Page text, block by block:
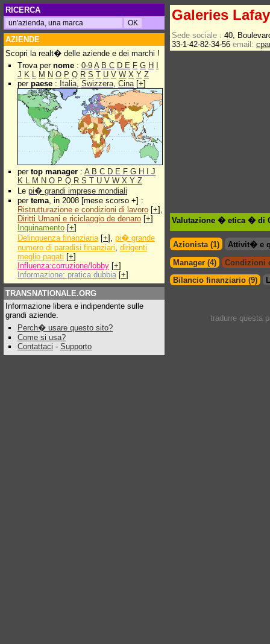
RICERCA
AZIENDE
Scopri la realt� delle aziende e dei marchi !
Trova per nome : 0-9 A B C D E F G H
J K L M N O P Q R S T U V W X Y Z
per paese : Italia, Swizzera, Cina[+]
per top manager : A B C D E F G H
J
K L M N O P Q R S T U V W X Y Z
Le pi� grandi imprese mondiali
per tema, in 2008 [mese scorso +] :
Ristrutturazione e condizioni di lavoro [+],
Diritti Umani e riciclaggio de denaro [+]
Inquinamento [+]
Delinquenza finanziaria[+], pi� grande
numero di paradisi finanziari, dirigenti
meglio pagati [+]
Influenza:corruzione/lobby [+]
Informazione: pratica dubbia [+]
TRANSNATIONALE.ORG
Informazione libera e indipendente sulle
grandi aziende.
Perch� usare questo sito?
Come si usa?
Contattaci - Supporto
Galeries
Sede sociale : 40,
33-1-42-82-34-56 email:
Valutazione � etica � di
Azionista (1)
Attivit� e
Manager (4)
Condizioni
Bilancio finanziario (9)
tradurre questa